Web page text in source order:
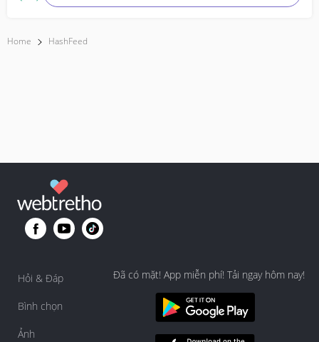
Home HashFeed
Hỏi & Đáp
Bình chọn
Ảnh
Đã có mặt! App miễn phí! Tải ngay hôm nay!